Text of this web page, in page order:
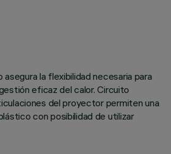
la flexibilidad necesaria para
eficaz del calor. Circuito
del proyector permiten una
con posibilidad de utilizar